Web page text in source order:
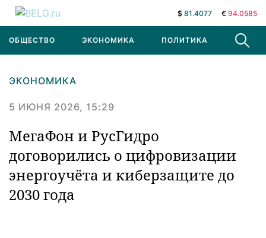
$ 81.4077 € 94.0585
ОБЩЕСТВО ЭКОНОМИКА ПОЛИТИКА В МИРЕ
ЭКОНОМИКА
5 ИЮНЯ 2026, 15:29
МегаФон и РусГидро
договорились о цифровизации
энергоучёта и киберзащите до
2030 года